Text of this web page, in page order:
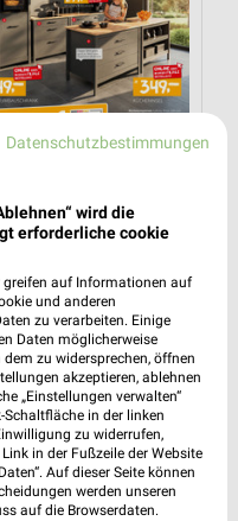
32,8 km
Preishits!
Datenschutzbestimmungen
wird die
erforderliche cookie
greifen auf Informationen auf
und anderen
zu verarbeiten. Einige
Daten möglicherweise
zu widersprechen, öffnen
akzeptieren, ablehnen
„Einstellungen verwalten“
Schaltfläche in der linken
zu widerrufen,
in der Fußzeile der Website
Auf dieser Seite können
werden unseren
auf die Browserdaten.